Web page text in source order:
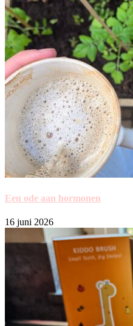
Een ode aan hormonen
16 juni 2026